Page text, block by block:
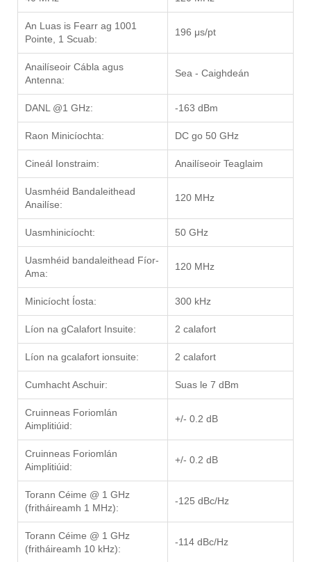
An Luas is Fearr ag 1001
Pointe, 1 Scuab:
196 μs/pt
Anailíseoir Cábla agus
Antenna:
Sea - Caighdeán
DANL @1 GHz: -163 dBm
Raon Minicíochta: DC go 50 GHz
Cineál Ionstraim: Anailíseoir Teaglaim
Uasmhéid Bandaleithead
Anailíse:
120 MHz
Uasmhinicíocht: 50 GHz
Uasmhéid bandaleithead Fíor-
Ama:
120 MHz
Minicíocht Íosta: 300 kHz
Líon na gCalafort Insuite: 2 calafort
Líon na gcalafort ionsuite: 2 calafort
Cumhacht Aschuir: Suas le 7 dBm
Cruinneas Foriomlán
Aimplitiúid:
+/- 0.2 dB
Cruinneas Foriomlán
Aimplitiúid:
+/- 0.2 dB
Torann Céime @ 1 GHz
(fritháireamh 1 MHz):
-125 dBc/Hz
Torann Céime @ 1 GHz
(fritháireamh 10 kHz):
-114 dBc/Hz